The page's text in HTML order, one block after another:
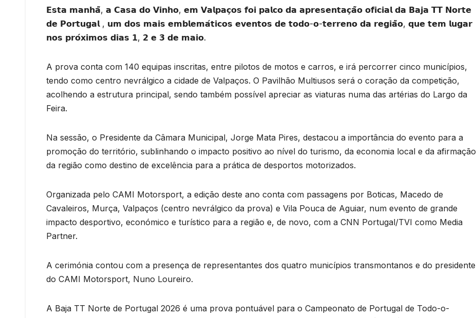
𝗘𝘀𝘁𝗮 𝗺𝗮𝗻𝗵𝗮̃, 𝗮 𝗖𝗮𝘀𝗮 𝗱𝗼 𝗩𝗶𝗻𝗵𝗼, 𝗲𝗺 𝗩𝗮𝗹𝗽𝗮𝗰̧𝗼𝘀 𝗳𝗼𝗶 𝗽𝗮𝗹𝗰𝗼 𝗱𝗮 𝗮𝗽𝗿𝗲𝘀𝗲𝗻𝘁𝗮𝗰̧𝗮̃𝗼 𝗼𝗳𝗶𝗰𝗶𝗮𝗹 𝗱𝗮 𝗕𝗮𝗷𝗮 𝗧𝗧 𝗡𝗼𝗿𝘁𝗲
𝗱𝗲 𝗣𝗼𝗿𝘁𝘂𝗴𝗮𝗹 , 𝘂𝗺 𝗱𝗼𝘀 𝗺𝗮𝗶𝘀 𝗲𝗺𝗯𝗹𝗲𝗺𝗮́𝘁𝗶𝗰𝗼𝘀 𝗲𝘃𝗲𝗻𝘁𝗼𝘀 𝗱𝗲 𝘁𝗼𝗱𝗼-𝗼-𝘁𝗲𝗿𝗿𝗲𝗻𝗼 𝗱𝗮 𝗿𝗲𝗴𝗶𝗮̃𝗼, 𝗾𝘂𝗲 𝘁𝗲𝗺 𝗹𝘂𝗴𝗮𝗿
𝗻𝗼𝘀 𝗽𝗿𝗼́𝘅𝗶𝗺𝗼𝘀 𝗱𝗶𝗮𝘀 𝟭, 𝟮 𝗲 𝟯 𝗱𝗲 𝗺𝗮𝗶𝗼.
A prova conta com 140 equipas inscritas, entre pilotos de motos e carros, e irá percorrer cinco municípios,
tendo como centro nevrálgico a cidade de Valpaços. O Pavilhão Multiusos será o coração da competição,
acolhendo a estrutura principal, sendo também possível apreciar as viaturas numa das artérias do Largo da
Feira.
Na sessão, o Presidente da Câmara Municipal, Jorge Mata Pires, destacou a importância do evento para a
promoção do território, sublinhando o impacto positivo ao nível do turismo, da economia local e da afirmação
da região como destino de excelência para a prática de desportos motorizados.
Organizada pelo CAMI Motorsport, a edição deste ano conta com passagens por Boticas, Macedo de
Cavaleiros, Murça, Valpaços (centro nevrálgico da prova) e Vila Pouca de Aguiar, num evento de grande
impacto desportivo, económico e turístico para a região e, de novo, com a CNN Portugal/TVI como Media
Partner.
A cerimónia contou com a presença de representantes dos quatro municípios transmontanos e do presidente
do CAMI Motorsport, Nuno Loureiro.
A Baja TT Norte de Portugal 2026 é uma prova pontuável para o Campeonato de Portugal de Todo-o-